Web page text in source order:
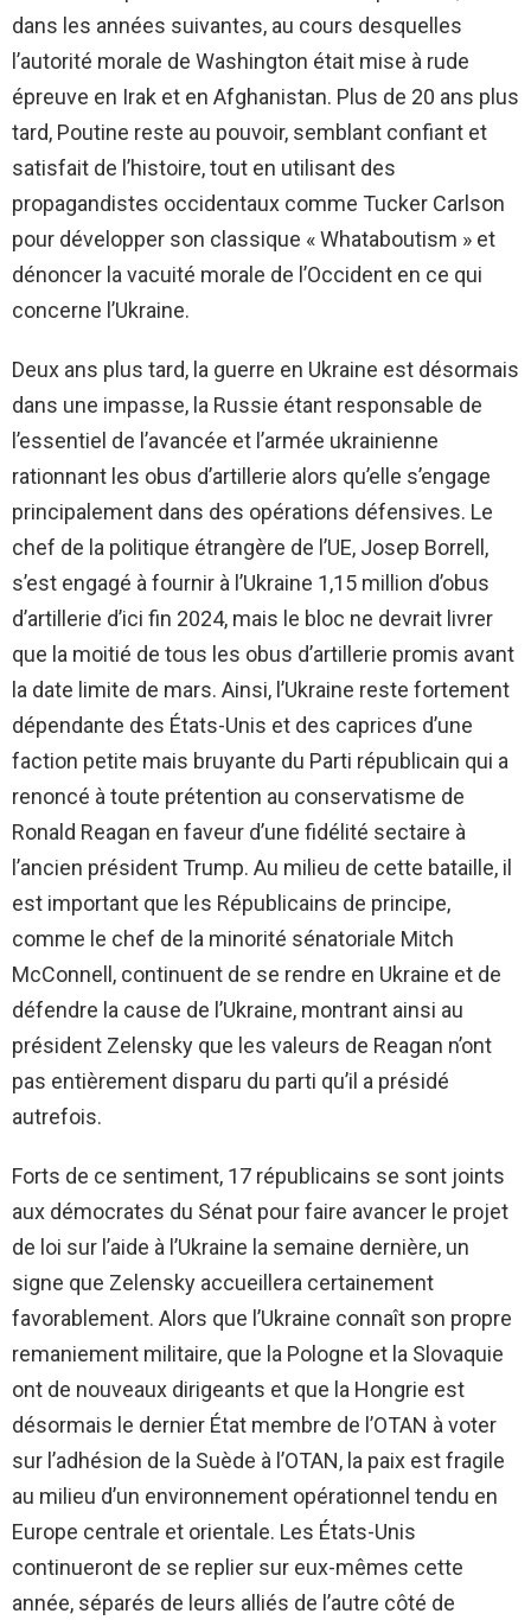
dans les années suivantes, au cours desquelles
l’autorité morale de Washington était mise à rude
épreuve en Irak et en Afghanistan. Plus de 20 ans plus
tard, Poutine reste au pouvoir, semblant confiant et
satisfait de l’histoire, tout en utilisant des
propagandistes occidentaux comme Tucker Carlson
pour développer son classique « Whataboutism » et
dénoncer la vacuité morale de l’Occident en ce qui
concerne l’Ukraine.
Deux ans plus tard, la guerre en Ukraine est désormais
dans une impasse, la Russie étant responsable de
l’essentiel de l’avancée et l’armée ukrainienne
rationnant les obus d’artillerie alors qu’elle s’engage
principalement dans des opérations défensives. Le
chef de la politique étrangère de l’UE, Josep Borrell,
s’est engagé à fournir à l’Ukraine 1,15 million d’obus
d’artillerie d’ici fin 2024, mais le bloc ne devrait livrer
que la moitié de tous les obus d’artillerie promis avant
la date limite de mars. Ainsi, l’Ukraine reste fortement
dépendante des États-Unis et des caprices d’une
faction petite mais bruyante du Parti républicain qui a
renoncé à toute prétention au conservatisme de
Ronald Reagan en faveur d’une fidélité sectaire à
l’ancien président Trump. Au milieu de cette bataille, il
est important que les Républicains de principe,
comme le chef de la minorité sénatoriale Mitch
McConnell, continuent de se rendre en Ukraine et de
défendre la cause de l’Ukraine, montrant ainsi au
président Zelensky que les valeurs de Reagan n’ont
pas entièrement disparu du parti qu’il a présidé
autrefois.
Forts de ce sentiment, 17 républicains se sont joints
aux démocrates du Sénat pour faire avancer le projet
de loi sur l’aide à l’Ukraine la semaine dernière, un
signe que Zelensky accueillera certainement
favorablement. Alors que l’Ukraine connaît son propre
remaniement militaire, que la Pologne et la Slovaquie
ont de nouveaux dirigeants et que la Hongrie est
désormais le dernier État membre de l’OTAN à voter
sur l’adhésion de la Suède à l’OTAN, la paix est fragile
au milieu d’un environnement opérationnel tendu en
Europe centrale et orientale. Les États-Unis
continueront de se replier sur eux-mêmes cette
année, séparés de leurs alliés de l’autre côté de